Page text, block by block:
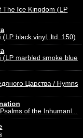
The Ice Kingdom (LP
(LP black vinyl, ltd. 150)
(LP marbled smoke blue
Царства / Hymns
of the Inhumanl...